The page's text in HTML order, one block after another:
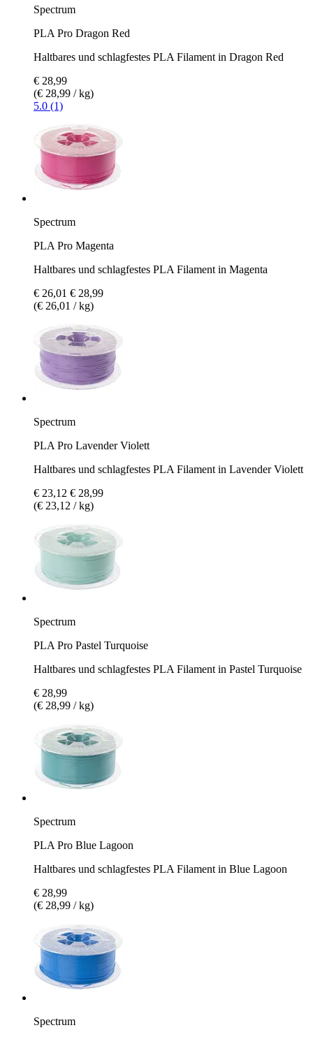
Spectrum
PLA Pro Dragon Red
Haltbares und schlagfestes PLA Filament in Dragon Red
€ 28,99
(€ 28,99 / kg)
5.0 (1)
Spectrum
PLA Pro Magenta
Haltbares und schlagfestes PLA Filament in Magenta
€ 26,01 € 28,99
(€ 26,01 / kg)
Spectrum
PLA Pro Lavender Violett
Haltbares und schlagfestes PLA Filament in Lavender Violett
€ 23,12 € 28,99
(€ 23,12 / kg)
Spectrum
PLA Pro Pastel Turquoise
Haltbares und schlagfestes PLA Filament in Pastel Turquoise
€ 28,99
(€ 28,99 / kg)
Spectrum
PLA Pro Blue Lagoon
Haltbares und schlagfestes PLA Filament in Blue Lagoon
€ 28,99
(€ 28,99 / kg)
Spectrum